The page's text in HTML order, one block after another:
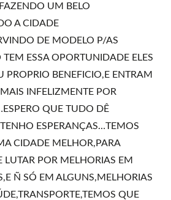
UM BELO
A CIDADE
DE MODELO P/AS
ESSA OPORTUNIDADE ELES
PROPRIO BENEFICIO,E ENTRAM
INFELIZMENTE POR
QUE TUDO DÊ
ESPERANÇAS…TEMOS
CIDADE MELHOR,PARA
LUTAR POR MELHORIAS EM
Ñ SÓ EM ALGUNS,MELHORIAS
QUE